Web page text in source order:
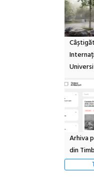
Arhiva
din